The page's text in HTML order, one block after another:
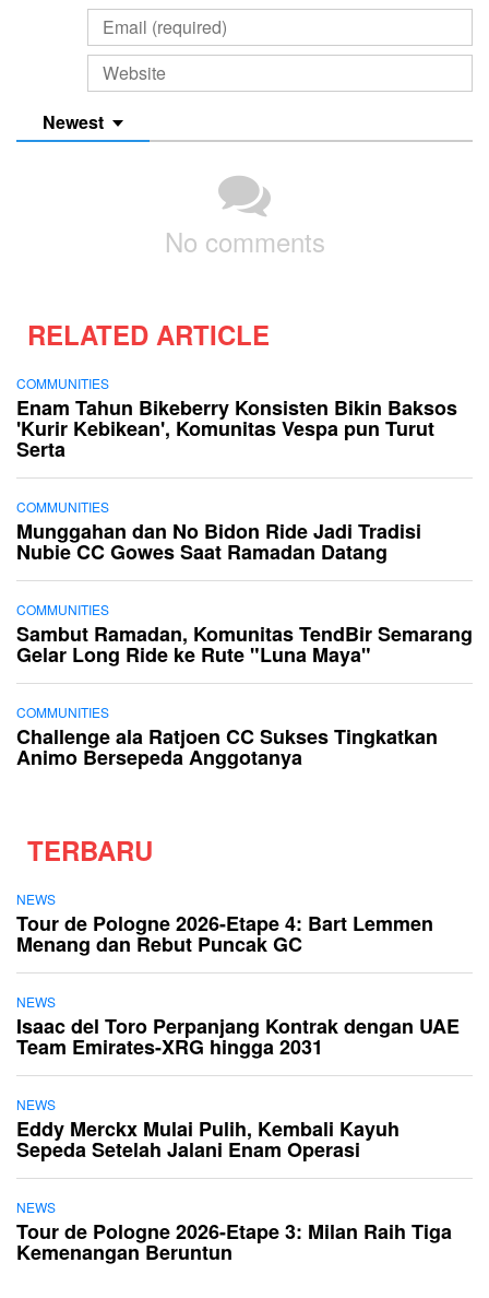
Newest
No comments
RELATED ARTICLE
COMMUNITIES
Enam Tahun Bikeberry Konsisten Bikin Baksos
'Kurir Kebikean', Komunitas Vespa pun Turut
Serta
COMMUNITIES
Munggahan dan No Bidon Ride Jadi Tradisi
Nubie CC Gowes Saat Ramadan Datang
COMMUNITIES
Sambut Ramadan, Komunitas TendBir Semarang
Gelar Long Ride ke Rute "Luna Maya"
COMMUNITIES
Challenge ala Ratjoen CC Sukses Tingkatkan
Animo Bersepeda Anggotanya
TERBARU
NEWS
Tour de Pologne 2026-Etape 4: Bart Lemmen
Menang dan Rebut Puncak GC
NEWS
Isaac del Toro Perpanjang Kontrak dengan UAE
Team Emirates-XRG hingga 2031
NEWS
Eddy Merckx Mulai Pulih, Kembali Kayuh
Sepeda Setelah Jalani Enam Operasi
NEWS
Tour de Pologne 2026-Etape 3: Milan Raih Tiga
Kemenangan Beruntun